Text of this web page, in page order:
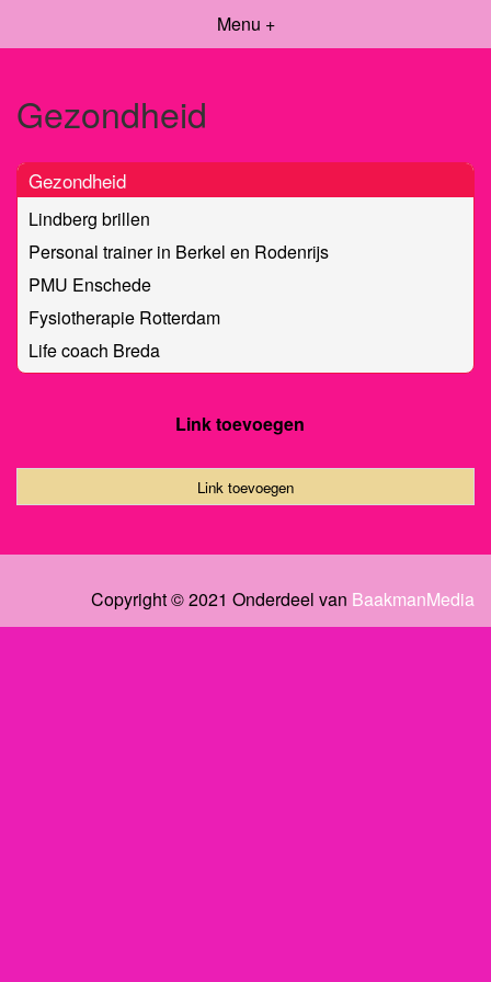
Menu +
Gezondheid
Gezondheid
Lindberg brillen
Personal trainer in Berkel en Rodenrijs
PMU Enschede
Fysiotherapie Rotterdam
Life coach Breda
Link toevoegen
Link toevoegen
Copyright © 2021 Onderdeel van BaakmanMedia